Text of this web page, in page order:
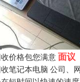
价格包您满意面议
笔记本电脑 公司、